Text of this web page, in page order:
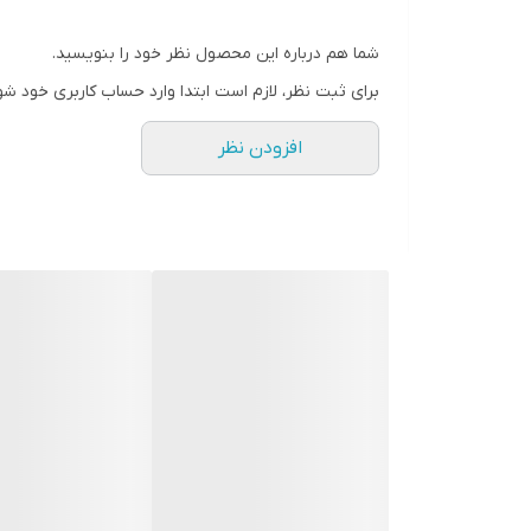
شما هم درباره این محصول نظر خود را بنویسید.
برای ثبت نظر، لازم است ابتدا وارد حساب کاربری خود
افزودن نظر